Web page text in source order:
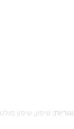
שיפון , שיפון מולטי